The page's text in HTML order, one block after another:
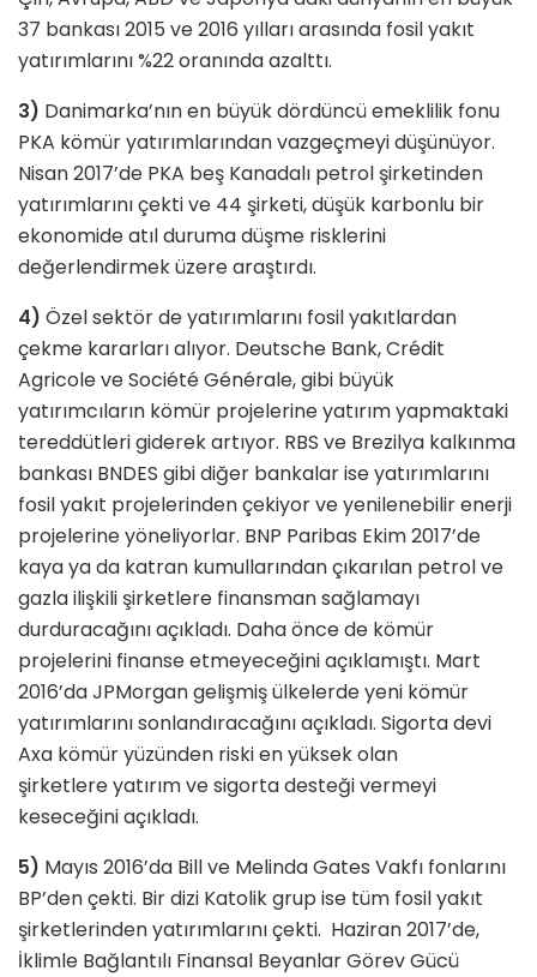
37 bankası 2015 ve 2016 yılları arasında fosil yakıt
yatırımlarını %22 oranında azalttı.
3) Danimarka’nın en büyük dördüncü emeklilik fonu
PKA kömür yatırımlarından vazgeçmeyi düşünüyor.
Nisan 2017’de PKA beş Kanadalı petrol şirketinden
yatırımlarını çekti ve 44 şirketi, düşük karbonlu bir
ekonomide atıl duruma düşme risklerini
değerlendirmek üzere araştırdı.
4) Özel sektör de yatırımlarını fosil yakıtlardan
çekme kararları alıyor. Deutsche Bank, Crédit
Agricole ve Société Générale, gibi büyük
yatırımcıların kömür projelerine yatırım yapmaktaki
tereddütleri giderek artıyor. RBS ve Brezilya kalkınma
bankası BNDES gibi diğer bankalar ise yatırımlarını
fosil yakıt projelerinden çekiyor ve yenilenebilir enerji
projelerine yöneliyorlar. BNP Paribas Ekim 2017’de
kaya ya da katran kumullarından çıkarılan petrol ve
gazla ilişkili şirketlere finansman sağlamayı
durduracağını açıkladı. Daha önce de kömür
projelerini finanse etmeyeceğini açıklamıştı. Mart
2016’da JPMorgan gelişmiş ülkelerde yeni kömür
yatırımlarını sonlandıracağını açıkladı. Sigorta devi
Axa kömür yüzünden riski en yüksek olan
şirketlereyatırım ve sigorta desteği vermeyi
keseceğini açıkladı.
5) Mayıs 2016’da Bill ve Melinda Gates Vakfı fonlarını
BP’den çekti. Bir dizi Katolik grup ise tüm fosil yakıt
şirketlerinden yatırımlarını çekti. Haziran 2017’de,
İklimle Bağlantılı Finansal Beyanlar Görev Gücü